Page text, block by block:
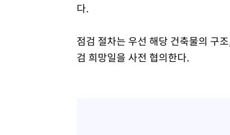
다.
점검 절차는 우선 해당 건축물의 구
검 희망일을 사전 협의한다.